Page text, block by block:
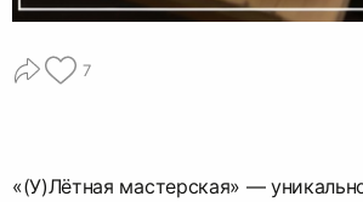
7
«(У)Лётная мастерская» —